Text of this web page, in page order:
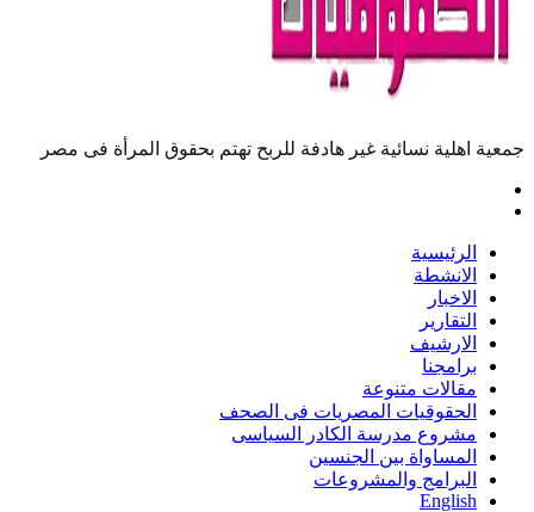
اهلية نسائية غير هادفة للربح تهتم بحقوق المرأة فى مصر
الرئيسية
الانشطة
الاخبار
التقارير
الارشيف
برامجنا
مقالات متنوعة
الحقوقيات المصريات فى الصحف
مشروع مدرسة الكادر السياسى
المساواة بين الجنسين
البرامج والمشروعات
English